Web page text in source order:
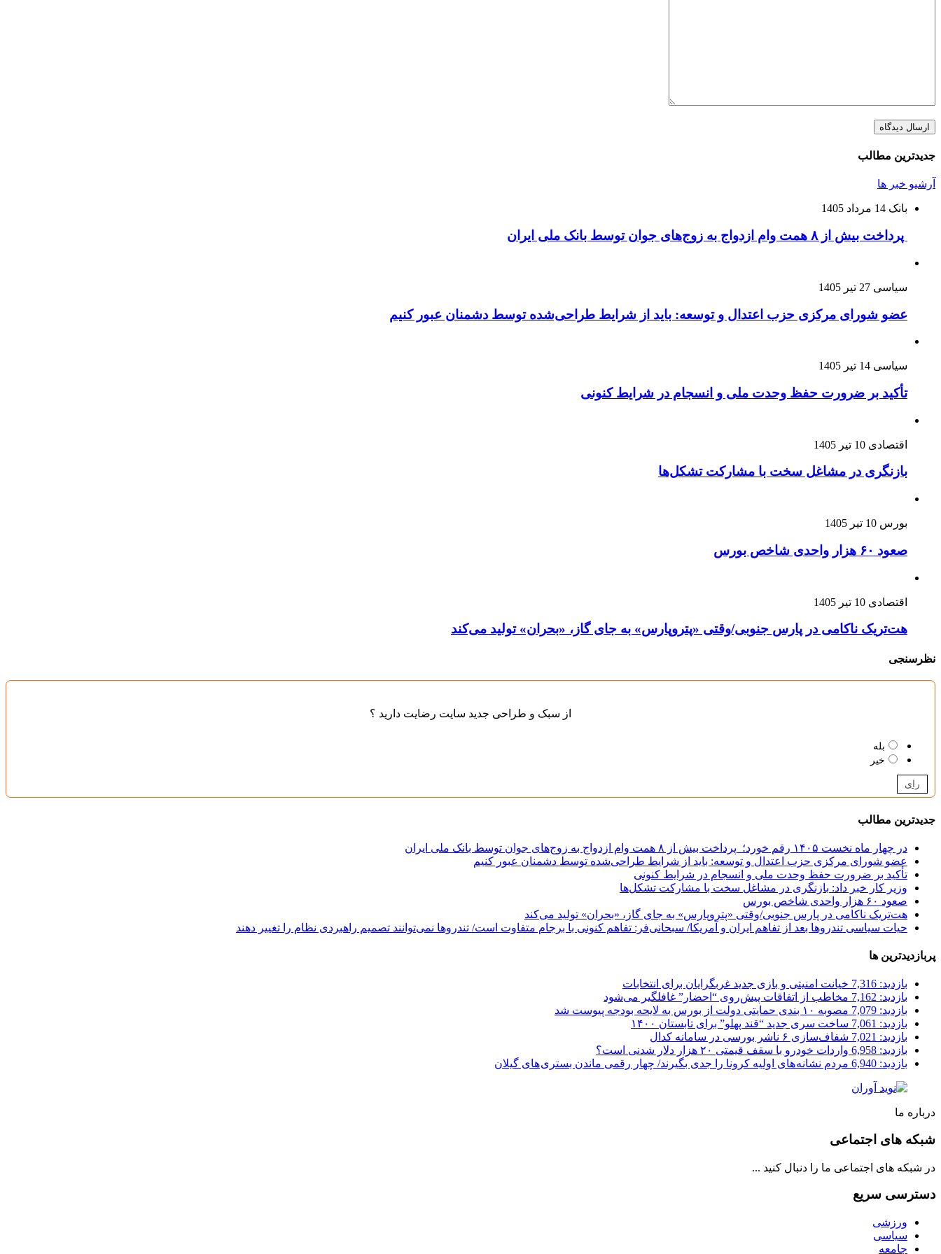
جدیدترین مطالب
آرشیو خبر ها
بانک 14 مرداد 1405
پرداخت بیش از ۸ همت وام ازدواج به زوج‌های جوان توسط بانک ملی ایران
سیاسی 27 تیر 1405
عضو شورای مرکزی حزب اعتدال و توسعه: باید از شرایط طراحی‌شده توسط دشمنان عبور کنیم
سیاسی 14 تیر 1405
تأکید بر ضرورت حفظ وحدت ملی و انسجام در شرایط کنونی
اقتصادی 10 تیر 1405
بازنگری در مشاغل سخت با مشارکت تشکل‌ها
بورس 10 تیر 1405
صعود ۶۰ هزار واحدی شاخص بورس
اقتصادی 10 تیر 1405
هت‌تریک ناکامی در پارس جنوبی/وقتی «پتروپارس» به جای گاز، «بحران» تولید می‌کند
نظرسنجی
از سبک و طراحی جدید سایت رضایت دارید ؟
بله
خیر
رای
جدیدترین مطالب
در چهار ماه نخست ۱۴۰۵ رقم خورد؛
پرداخت بیش از ۸ همت وام ازدواج به زوج‌های جوان توسط بانک ملی ایران
عضو شورای مرکزی حزب اعتدال و توسعه: باید از شرایط طراحی‌شده توسط دشمنان عبور کنیم
تأکید بر ضرورت حفظ وحدت ملی و انسجام در شرایط کنونی
وزیر کار خبر داد: بازنگری در مشاغل سخت با مشارکت تشکل‌ها
صعود ۶۰ هزار واحدی شاخص بورس
هت‌تریک ناکامی در پارس جنوبی/وقتی «پتروپارس» به جای گاز، «بحران» تولید می‌کند
حیات سیاسی تندروها بعد از تفاهم ایران و آمریکا/ سبحانی‌فر: تفاهم کنونی با برجام متفاوت است/ تندروها نمی‌توانند تصمیم راهبردی نظام را تغییر دهند
پربازدیدترین ها
بازدید: 7,316
خیانت امنیتی و بازی جدید غربگرایان برای انتخابات
بازدید: 7,162
مخاطب از اتفاقات پیش‌روی “احضار” غافلگیر می‌شود
بازدید: 7,079
مصوبه ۱۰ بندی حمایتی دولت از بورس به لایحه بودجه پیوست شد
بازدید: 7,061
ساخت سری جدید “قند پهلو” برای تابستان ۱۴۰۰
بازدید: 7,021
شفاف‌سازی ۶ ناشر بورسی در سامانه کدال
بازدید: 6,958
واردات خودرو با سقف قیمتی ۲۰ هزار دلار شدنی است؟
بازدید: 6,940
مردم نشانه های اولیه کرونا را جدی بگیرند/ چهار رقمی ماندن بستری های گیلان
درباره ما
شبکه های اجتماعی
در شبکه های اجتماعی ما را دنبال کنید ...
دسترسی سریع
ورزشی
سیاسی
جامعه